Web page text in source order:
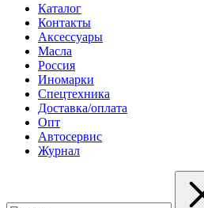
Каталог
Контакты
Аксессуары
Масла
Россия
Иномарки
Спецтехника
Доставка/оплата
Опт
Автосервис
Журнал